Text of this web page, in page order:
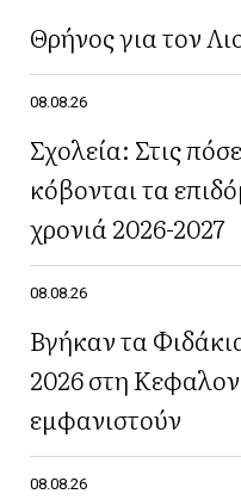
Θρήνος για τον
08.08.26
Σχολεία: Στις
κόβονται τα
χρονιά 2026-2027
08.08.26
Βγήκαν τα
2026 στη
εμφανιστούν
08.08.26